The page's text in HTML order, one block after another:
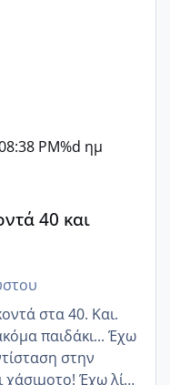
PM%d ημ
40 και
στα 40. Και.
παιδάκι... Έχω
στην
χάσιμοτο! Έχω λίγα